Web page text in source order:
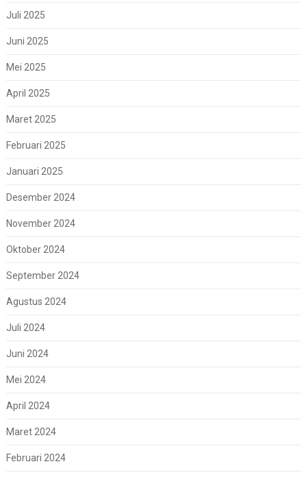
Juli 2025
Juni 2025
Mei 2025
April 2025
Maret 2025
Februari 2025
Januari 2025
Desember 2024
November 2024
Oktober 2024
September 2024
Agustus 2024
Juli 2024
Juni 2024
Mei 2024
April 2024
Maret 2024
Februari 2024